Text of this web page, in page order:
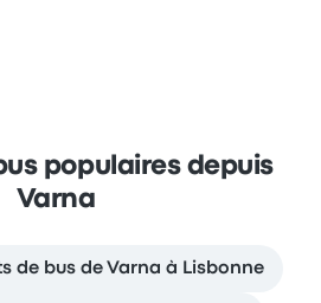
populaires depuis
Varna
de bus de Varna à Lisbonne